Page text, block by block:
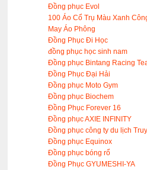
Đồng phục Evol
100 Áo Cổ Trụ Màu Xanh
May Áo Phông
Đồng Phục Đi Học
đồng phục học sinh nam
Đồng phục Bintang Racing
Đồng Phục Đại Hải
Đồng phục Moto Gym
Đồng phục Biochem
Đồng Phục Forever 16
Đồng phục AXIE INFINITY
Đồng phục công ty du lịch
Đồng phục Equinox
Đồng phục bóng rổ
Đồng Phục GYUMESHI-YA